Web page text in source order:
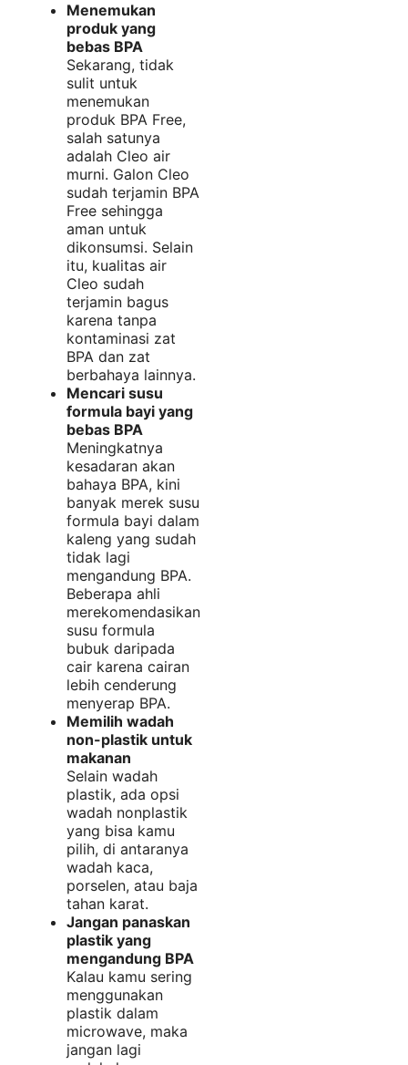
Menemukan
produk yang
bebas BPA
Sekarang, tidak
sulit untuk
menemukan
produk BPA Free,
salah satunya
adalah Cleo air
murni. Galon Cleo
sudah terjamin BPA
Free sehingga
aman untuk
dikonsumsi. Selain
itu, kualitas air
Cleo sudah
terjamin bagus
karena tanpa
kontaminasi zat
BPA dan zat
berbahaya lainnya.
Mencari susu
formula bayi yang
bebas BPA
Meningkatnya
kesadaran akan
bahaya BPA, kini
banyak merek susu
formula bayi dalam
kaleng yang sudah
tidak lagi
mengandung BPA.
Beberapa ahli
merekomendasikan
susu formula
bubuk daripada
cair karena cairan
lebih cenderung
menyerap BPA.
Memilih wadah
non-plastik untuk
makanan
Selain wadah
plastik, ada opsi
wadah nonplastik
yang bisa kamu
pilih, di antaranya
wadah kaca,
porselen, atau baja
tahan karat.
Jangan panaskan
plastik yang
mengandung BPA
Kalau kamu sering
menggunakan
plastik dalam
microwave, maka
jangan lagi